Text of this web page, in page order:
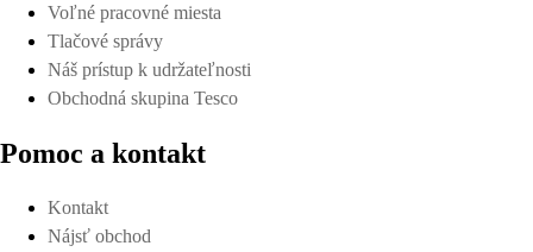
Voľné pracovné miesta
Tlačové správy
Náš prístup k udržateľnosti
Obchodná skupina Tesco
Pomoc a kontakt
Kontakt
Nájsť obchod